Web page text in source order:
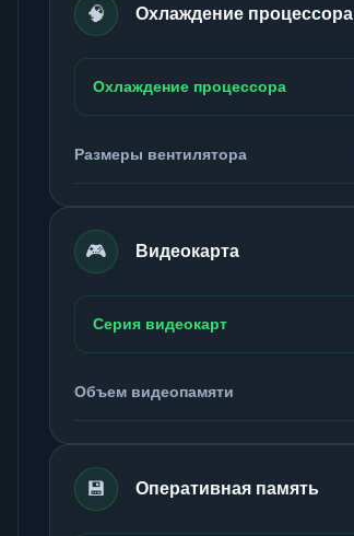
🧠 Охлаждение процессора
Охлаждение процессора
Размеры вентилятора
🎮 Видеокарта
Серия видеокарт
Объем видеопамяти
💾 Оперативная память